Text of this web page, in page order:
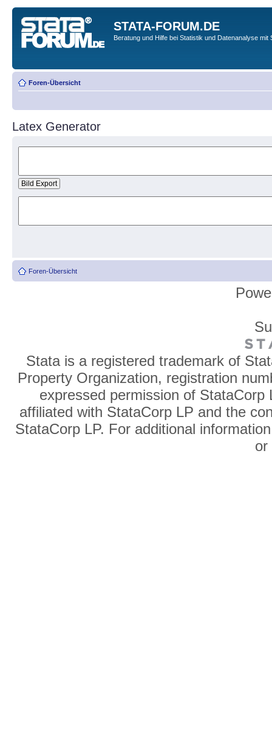
STATA-FORUM.DE
Beratung und Hilfe bei Statistik und Datenanalyse mit
Foren-Übersicht
Latex Generator
Foren-Übersicht
Stata is a registered trademark of
Property Organization, registration
expressed permission of
affiliated with StataCorp LP and the
StataCorp LP. For additional
or